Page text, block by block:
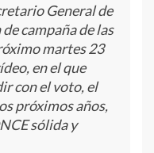
General de
campaña de las
martes 23
en el que
con el voto, el
próximos años,
sólida y